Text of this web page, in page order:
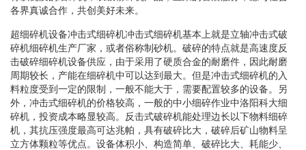
各界真诚合作，共创美好未来。
超细碎机设备冲击式细碎机冲击式细碎机基本上就是立轴冲击式破
碎机细碎机生产厂家，或者俗称制砂机。破碎的特点就是高速度反
击破碎细碎机设备供应，由于采用了硬质合金的耐磨件，因此耐磨
周期较长，产能在细碎机中可以达到最大。但是冲击式细碎机的入
料粒度受到一定的限制，一般不能大于，需要配置较多的设备。另
外，冲击式细碎机的价格较高，一般的中小细碎作业中洛阳科大细
碎机，投资成本略显较高。反击式破碎机能处理边长以下物料细碎
机，其抗压强度最高可达兆帕，具有破碎比大，破碎后矿山物料呈
立方体颗粒等优点。设备体积小、构造简单、破碎比大、耗能少、